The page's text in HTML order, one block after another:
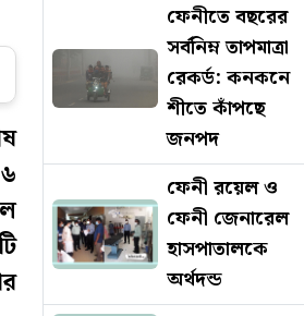
ফেনীতে বছরের
সর্বনিম্ন তাপমাত্রা
রেকর্ড: কনকনে
শীতে কাঁপছে
জনপদ
ফেনী রয়েল ও
ফেনী জেনারেল
হাসপাতালকে
অর্থদন্ড